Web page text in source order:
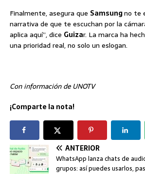
Finalmente, asegura que Samsungno te
narrativa de que te escuchan por la
aplica aquí”, dice Guizar. La marca ha
una prioridad real, no solo un eslogan.
Con información de UNOTV
¡Comparte la nota!
ANTERIOR
WhatsApp lanza chats de
grupos: así puedes usarlos,